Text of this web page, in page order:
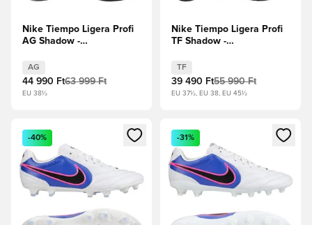
Nike Tiempo Ligera Profi
AG Shadow -
AG
44 990 Ft63 999 Ft
EU 38½
Nike Tiempo Ligera Profi
TF Shadow -
TF
39 490 Ft55 990 Ft
EU 37½, EU 38, EU 45½
Megnyit egy modált a bejelentkezéshez vagy a tagként
-40%
Megnyit egy modált a
-31%